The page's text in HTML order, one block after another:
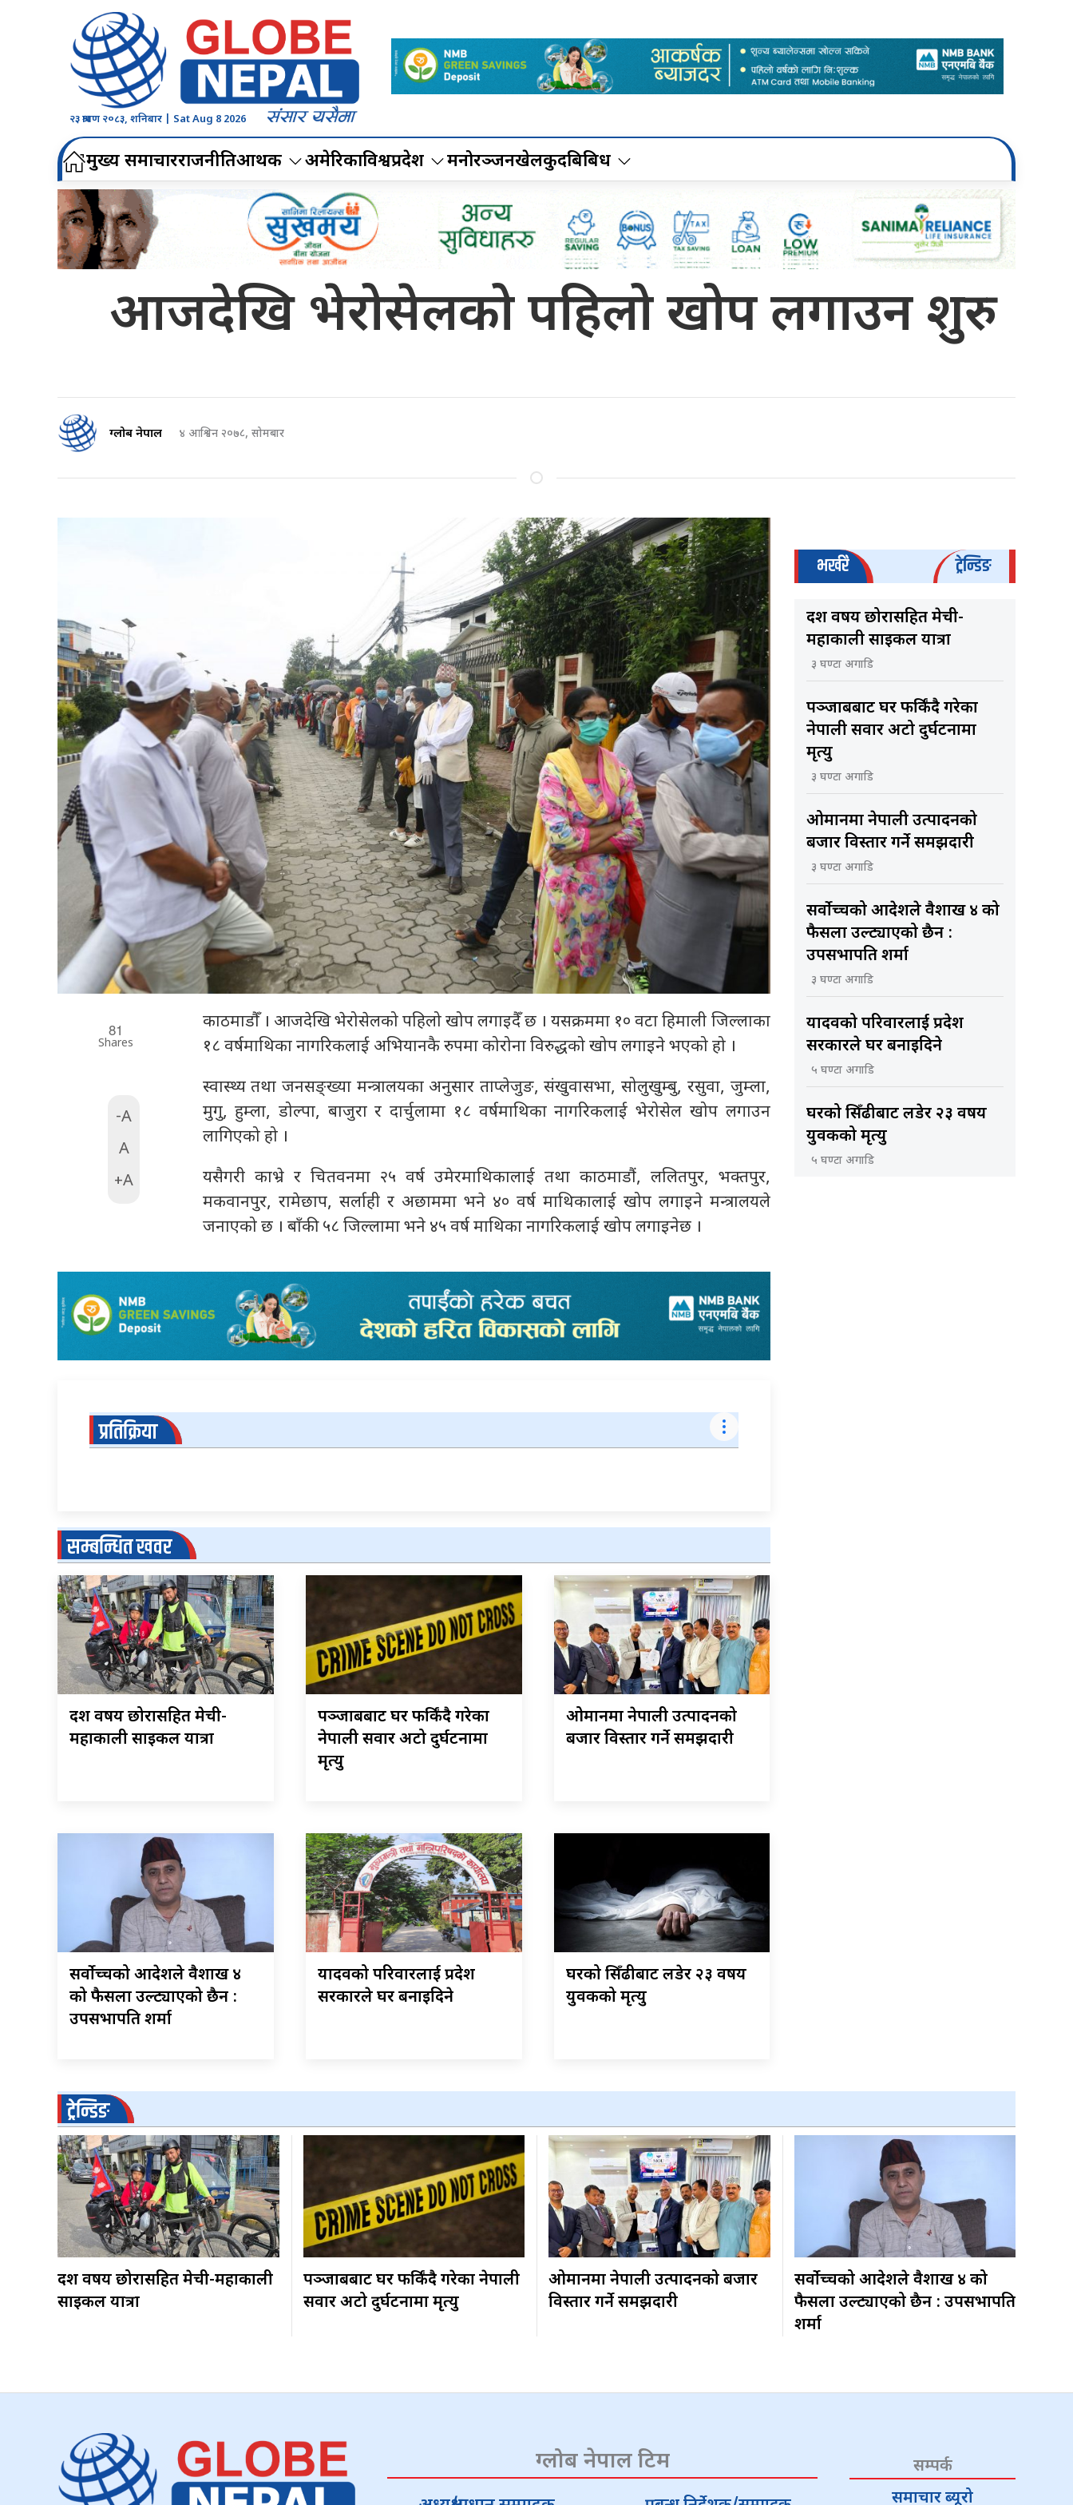
२३ श्रावण २०८३, शनिबार | Sat Aug 8 2026
मुख्य समाचारराजनीतिआर्थिक अमेरिकाविश्वप्रदेश मनोरञ्जनखेलकुदबिबिध
आजदेखि भेरोसेलको पहिलो खोप लगाउन शुरु
ग्लोब नेपाल ४ आश्विन २०७८, सोमबार
81
Shares
-A
A
+A
काठमाडौँ । आजदेखि भेरोसेलको पहिलो खोप लगाइदैँ छ । यसक्रममा १० वटा हिमाली जिल्लाका
१८ वर्षमाथिका नागरिकलाई अभियानकै रुपमा कोरोना विरुद्धको खोप लगाइने भएको हो ।
स्वास्थ्य तथा जनसङ्ख्या मन्त्रालयका अनुसार ताप्लेजुङ, संखुवासभा, सोलुखुम्बु, रसुवा, जुम्ला,
मुगु, हुम्ला, डोल्पा, बाजुरा र दार्चुलामा १८ वर्षमाथिका नागरिकलाई भेरोसेल खोप लगाउन
लागिएको हो ।
यसैगरी काभ्रे र चितवनमा २५ वर्ष उमेरमाथिकालाई तथा काठमाडौं, ललितपुर, भक्तपुर,
मकवानपुर, रामेछाप, सर्लाही र अछाममा भने ४० वर्ष माथिकालाई खोप लगाइने मन्त्रालयले
जनाएको छ । बाँकी ५८ जिल्लामा भने ४५ वर्ष माथिका नागरिकलाई खोप लगाइनेछ ।
प्रतिक्रिया
सम्बन्धित खवर
दश वर्षीय छोरासहित मेची-
महाकाली साइकल यात्रा
पञ्जाबबाट घर फर्किंदै गरेका
नेपाली सवार अटो दुर्घटनामा
मृत्यु
ओमानमा नेपाली उत्पादनको
बजार विस्तार गर्ने समझदारी
सर्वोच्चको आदेशले वैशाख ४
को फैसला उल्ट्याएको छैन :
उपसभापति शर्मा
यादवको परिवारलाई प्रदेश
सरकारले घर बनाइदिने
घरको सिँढीबाट लडेर २३ वर्षीय
युवकको मृत्यु
भर्खरै ट्रेन्डिङ
दश वर्षीय छोरासहित मेची-
महाकाली साइकल यात्रा
३ घण्टा अगाडि
पञ्जाबबाट घर फर्किंदै गरेका
नेपाली सवार अटो दुर्घटनामा
मृत्यु
३ घण्टा अगाडि
ओमानमा नेपाली उत्पादनको
बजार विस्तार गर्ने समझदारी
३ घण्टा अगाडि
सर्वोच्चको आदेशले वैशाख ४ को
फैसला उल्ट्याएको छैन :
उपसभापति शर्मा
३ घण्टा अगाडि
यादवको परिवारलाई प्रदेश
सरकारले घर बनाइदिने
५ घण्टा अगाडि
घरको सिँढीबाट लडेर २३ वर्षीय
युवकको मृत्यु
५ घण्टा अगाडि
ट्रेन्डिङ
दश वर्षीय छोरासहित मेची-महाकाली
साइकल यात्रा
पञ्जाबबाट घर फर्किंदै गरेका नेपाली
सवार अटो दुर्घटनामा मृत्यु
ओमानमा नेपाली उत्पादनको बजार
विस्तार गर्ने समझदारी
सर्वोच्चको आदेशले वैशाख ४ को
फैसला उल्ट्याएको छैन : उपसभापति
शर्मा
ग्लोब नेपाल टिम
सम्पर्क
समाचार ब्यूरो